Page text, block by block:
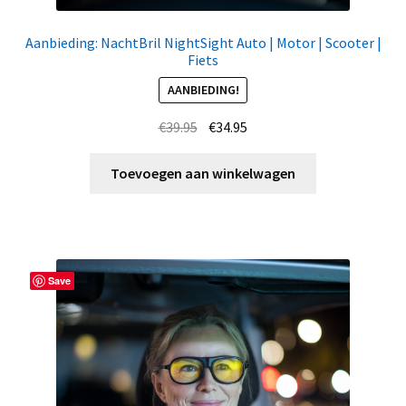
Aanbieding: NachtBril NightSight Auto | Motor | Scooter |
Fiets
AANBIEDING!
€39.95 Oorspronkelijke
was:
€34.95
is:
Toevoegen aan winkelwagen
Save